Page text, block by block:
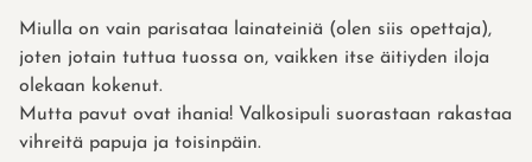
Miulla on vain parisataa lainateiniä (olen siis opettaja),
joten jotain tuttua tuossa on, vaikken itse äitiyden iloja
olekaan kokenut.
Mutta pavut ovat ihania! Valkosipuli suorastaan rakastaa
vihreitä papuja ja toisinpäin.